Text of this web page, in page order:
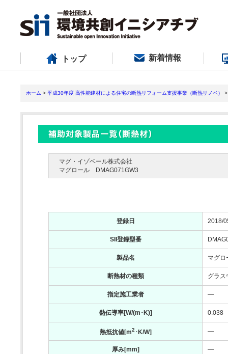
トップ 新着情報
ホーム > 平成30年度 高性能建材による住宅の断熱リフォーム支援事業（断熱リノベ）
マグ・イゾベール株式会社
マグロール DMAG071GW3
登録日 2018/
SII登録型番
製品名 マグロ
断熱材の種類 グラス
指定施工業者 ―
熱伝導率[W/(m･K)] 0.038
熱抵抗値[m2･K/W] ―
厚み[mm] ―